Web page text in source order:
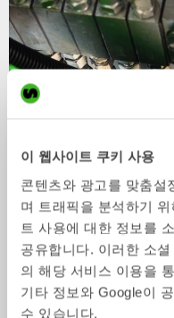
이 웹사이트 쿠키 사용
콘텐츠와 광고를 맞춤설
며 트래픽을 분석하기
트 사용에 대한 정보를
공유합니다. 이러한 소
의 해당 서비스 이용을
기타 정보와 Google이
수 있습니다.
중앙 윤활
어댑터/ HITACHI